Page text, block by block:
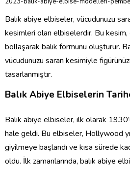
Balık abiye elbiseler, vücudunuzu
kesimleri olan elbiselerdir. Bu kesim,
bollaşarak balık formunu oluşturur.
vücudunuzu saran kesimiyle
tasarlanmıştır.
Balık Abiye Elbiselerin
Balık abiye elbiseler, ilk olarak
hale geldi. Bu elbiseler, Hollywood
giyilmeye başlandı ve kısa sürede
oldu. İlk zamanlarında, balık abiye